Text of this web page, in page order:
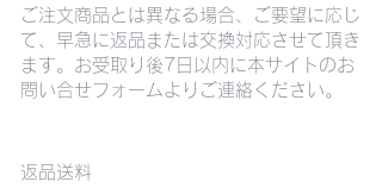
ご注文商品とは異なる場合、ご要望に応じ
て、早急に返品または交換対応させて頂き
ます。お受取り後7日以内に本サイトのお
問い合せフォームよりご連絡ください。
返品送料